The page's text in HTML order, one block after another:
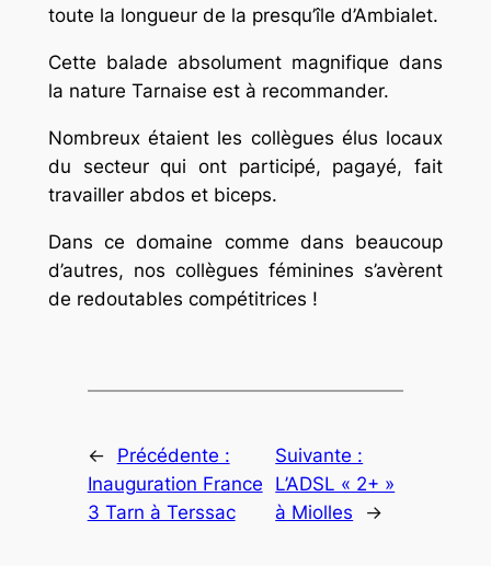
toute la longueur de la presqu’île d’Ambialet.
Cette balade absolument magnifique dans
la nature Tarnaise est à recommander.
Nombreux étaient les collègues élus locaux
du secteur qui ont participé, pagayé, fait
travailler abdos et biceps.
Dans ce domaine comme dans beaucoup
d’autres, nos collègues féminines s’avèrent
de redoutables compétitrices !
←
Précédente :
Inauguration France
3 Tarn à Terssac
Suivante :
L’ADSL « 2+ »
à Miolles
→